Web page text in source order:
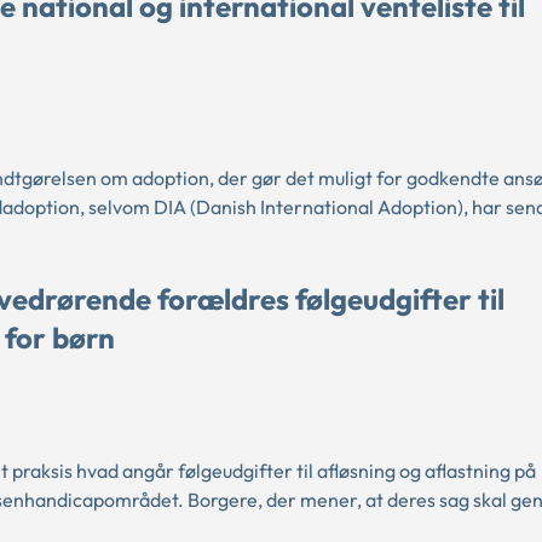
om adoption, der gør det muligt for godkendte
selvom DIA (Danish International Adoption), har
forældres følgeudgifter til
børn
hvad angår følgeudgifter til afløsning og aflastning på
Borgere, der mener, at deres sag skal